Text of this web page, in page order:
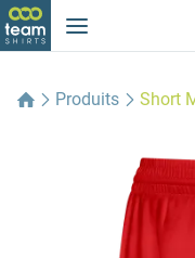
Produits Short